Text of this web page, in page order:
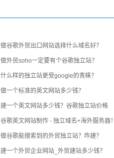
做谷歌外贸出口网站选择什么域名好？
做外贸soho一定要有个谷歌独立站？
什么样的独立站更受google的青睐？
做一个标准的英文网站多少钱？
建一个英文网站多少钱？谷歌独立站价格
谷歌英文网站制作 - 独立域名+海外服务器！
做谷歌能搜索到的外贸独立站？咋建？
建一个外贸企业网站_外贸建站多少钱？